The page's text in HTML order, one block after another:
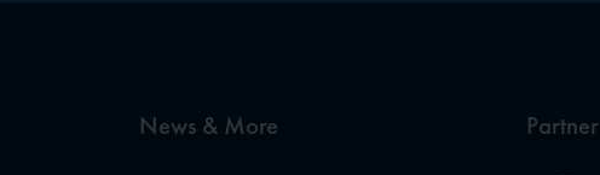
News & More Partner